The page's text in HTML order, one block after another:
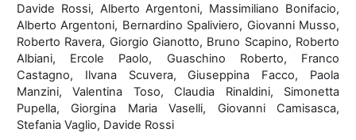
Davide Rossi, Alberto Argentoni, Massimiliano Bonifacio,
Alberto Argentoni, Bernardino Spaliviero, Giovanni Musso,
Roberto Ravera, Giorgio Gianotto, Bruno Scapino, Roberto
Albiani, Ercole Paolo, Guaschino Roberto, Franco
Castagno, Ilvana Scuvera, Giuseppina Facco, Paola
Manzini, Valentina Toso, Claudia Rinaldini, Simonetta
Pupella, Giorgina Maria Vaselli, Giovanni Camisasca,
Stefania Vaglio, Davide Rossi